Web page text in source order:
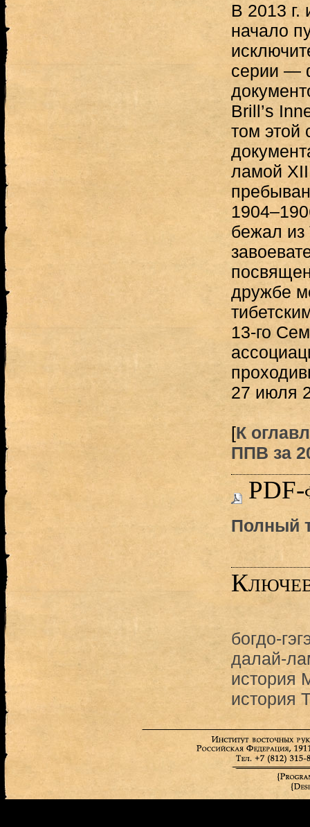
В 2013 г.
начало
серии —
Brill’s
том этой
ламой
бежал из
дружбе
13-го
27 июля
[К
ППВ за
PDF-
Полный
богдо-
далай-
история
история